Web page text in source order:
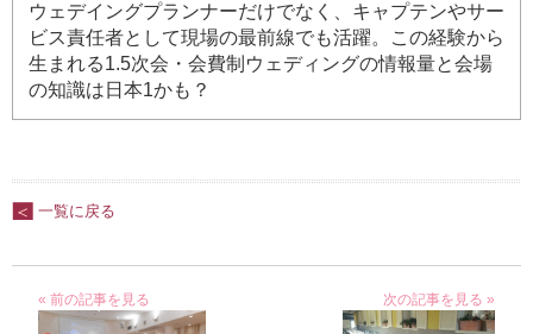
ウェデイングプランナーだけでなく、キャプテンやサー
ビス責任者として現場の最前線でも活躍。この経験から
生まれる1.5次会・会費制ウェディングの情報量と会場
の知識は日本1かも？
一覧に戻る
« 前の記事を見る 次の記事を見る »